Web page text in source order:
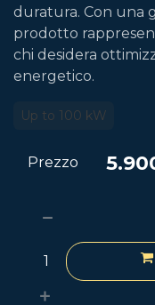
duratura. Con una
prodotto
chi desidera
energetico.
Up to 100 kW
Prezzo